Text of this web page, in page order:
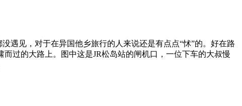
遇见，对于在异国他乡旅行的人来说还是有点点“怵”的。好在路
过的大路上。图中这是JR松岛站的闸机口，一位下车的大叔慢